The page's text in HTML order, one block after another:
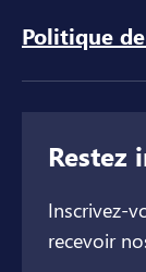
Politique
Restez
Inscrivez-
recevoir